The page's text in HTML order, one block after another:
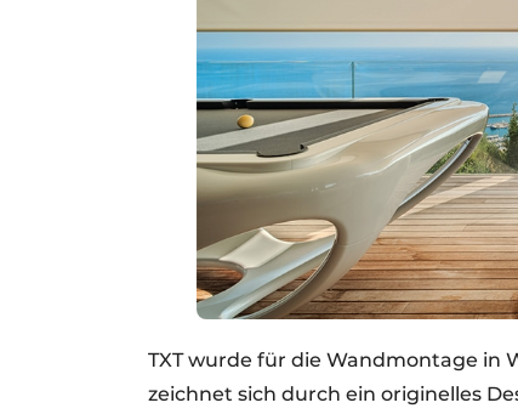
TXT wurde für die Wandmontage in
zeichnet sich durch ein originelles